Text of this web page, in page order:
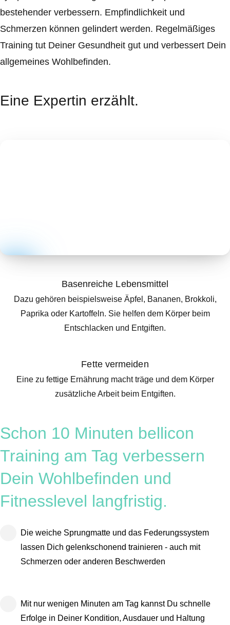
bestehender verbessern. Empfindlichkeit und
Schmerzen können gelindert werden. Regelmäßiges
Training tut Deiner Gesundheit gut und verbessert Dein
allgemeines Wohlbefinden.
Eine Expertin erzählt.
Basenreiche Lebensmittel
Dazu gehören beispielsweise Äpfel, Bananen, Brokkoli,
Paprika oder Kartoffeln. Sie helfen dem Körper beim
Entschlacken und Entgiften.
Fette vermeiden
Eine zu fettige Ernährung macht träge und dem Körper
zusätzliche Arbeit beim Entgiften.
Schon 10 Minuten bellicon
Training am Tag verbessern
Dein Wohlbefinden und
Fitnesslevel langfristig.
Die weiche Sprungmatte und das Federungssystem
lassen Dich gelenkschonend trainieren - auch mit
Schmerzen oder anderen Beschwerden
Mit nur wenigen Minuten am Tag kannst Du schnelle
Erfolge in Deiner Kondition, Ausdauer und Haltung